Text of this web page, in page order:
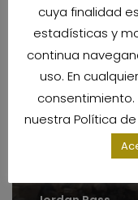
cuya finalidad
estadísticas y
continua
uso. En
consentimiento.
nuestra Política